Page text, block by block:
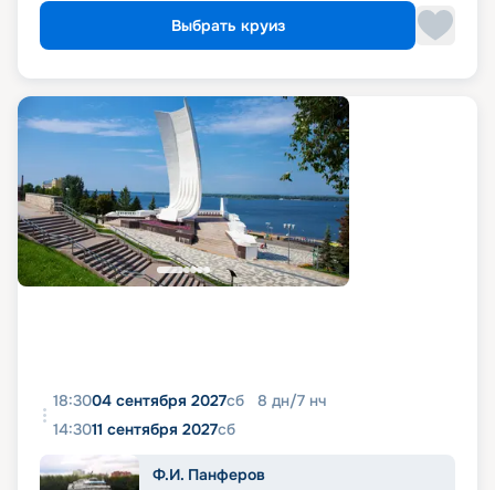
Выбрать круиз
18:3004 сентября 2027сб 8 дн/7 нч
14:3011 сентября 2027сб
Ф.И. Панферов